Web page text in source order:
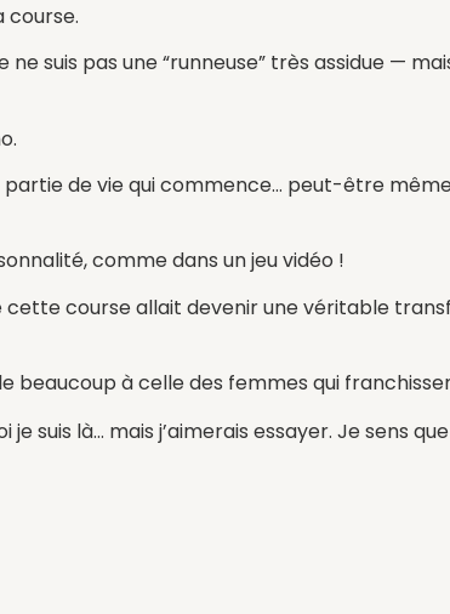
course.
suis pas une “runneuse” très assidue —
de vie qui commence… peut-être
comme dans un jeu vidéo !
cette course allait devenir une véritable
à celle des femmes qui
je suis là… mais j’aimerais essayer. Je sens